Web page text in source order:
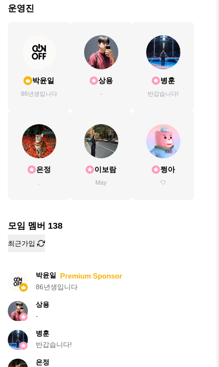
운영진
박윤일
86년생입니다
상용
-
병훈
반갑습니다!
은정
.
이보람
May
쩡아
🤍
모임 멤버 138
최근가입
박윤일 Premium Sponsor
86년생입니다
상용
-
병훈
반갑습니다!
은정